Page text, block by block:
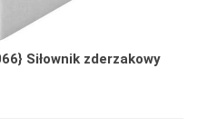
Siłownik zderzakowy